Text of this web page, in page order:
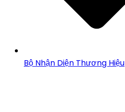
Bộ Nhận Diện Thương Hiệu